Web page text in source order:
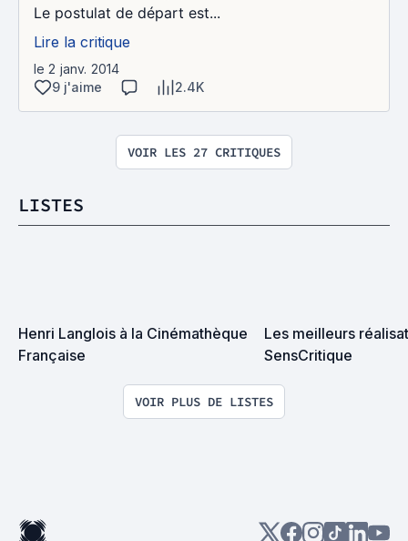
Le postulat de départ est...
Lire la critique
le 2 janv. 2014
9 j'aime
2.4K
VOIR LES 27 CRITIQUES
LISTES
Henri Langlois à la Cinémathèque
Française
Les meilleurs
SensCritique
VOIR PLUS DE LISTES